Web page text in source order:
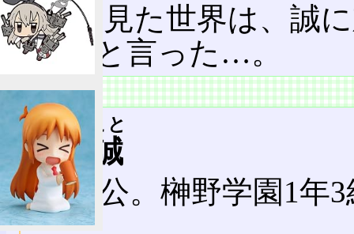
それを見た世界は、誠
あげると言った…。
登場人物
伊藤誠
いとうまこと
主人公。榊野学園1年3